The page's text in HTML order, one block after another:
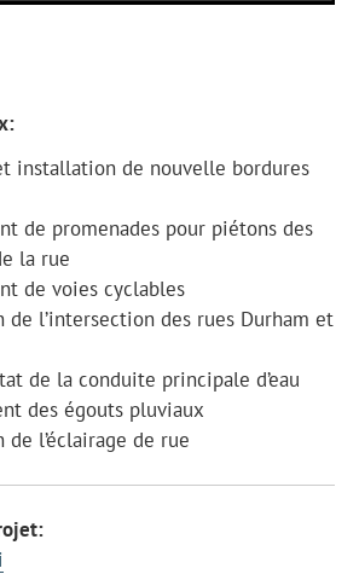
installation de nouvelle bordures
de promenades pour piétons des
la rue
de voies cyclables
l’intersection des rues Durham et
de la conduite principale d’eau
des égouts pluviaux
l’éclairage de rue